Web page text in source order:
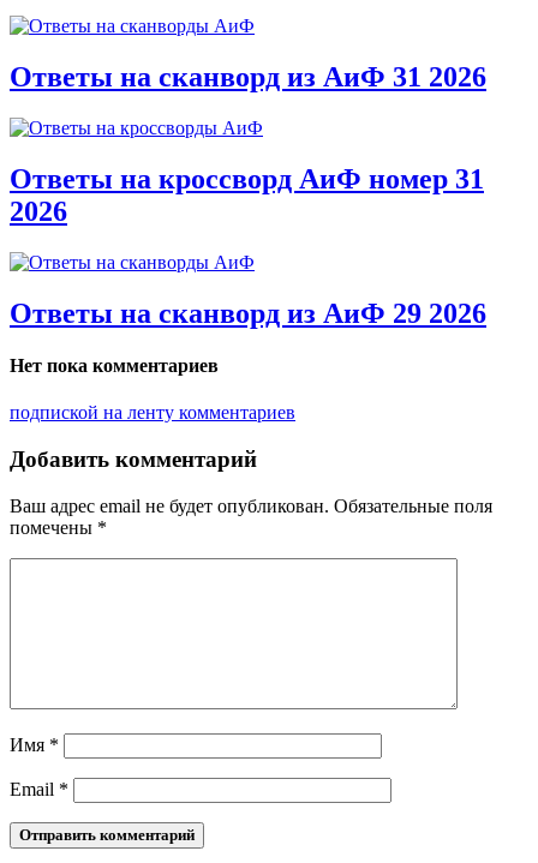
Ответы на сканворд из АиФ 31 2026
Ответы на кроссворд АиФ номер 31
2026
Ответы на сканворд из АиФ 29 2026
Нет пока комментариев
подпиской на ленту комментариев
Добавить комментарий
Ваш адрес email не будет опубликован. Обязательные поля
помечены *
Имя *
Email *